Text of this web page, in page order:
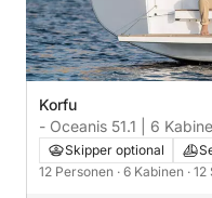
Korfu
- Oceanis 51.1 | 6
Skipper optional
12 Personen · 6 Kabinen ·